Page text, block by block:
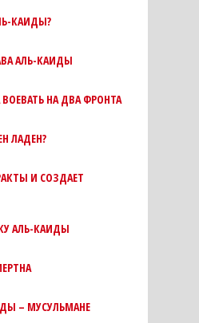
КАИДЫ?
АЛЬ-КАИДЫ
НА ДВА ФРОНТА
ЛАДЕН?
И СОЗДАЕТ
АЛЬ-КАИДЫ
– МУСУЛЬМАНЕ